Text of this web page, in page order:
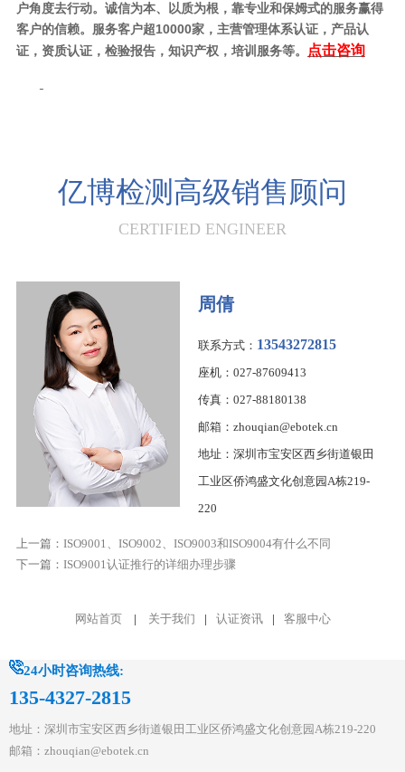
户角度去行动。诚信为本、以质为根，靠专业和保姆式的服务赢得
客户的信赖。 服务客户超10000家，主营管理体系认证，产品认
证，资质认证，检验报告，知识产权，培训服务等。
点击咨询
亿博检测高级销售顾问
CERTIFIED ENGINEER
周倩
联系方式： 13543272815
座机：027-87609413
传真：027-88180138
邮箱：zhouqian@ebotek.cn
地址：深圳市宝安区西乡街道银田
工业区侨鸿盛文化创意园A栋219-
220
上一篇： ISO9001、ISO9002、ISO9003和ISO9004有什么不同
下一篇： ISO9001认证推行的详细办理步骤
网站首页 | 关于我们 | 认证资讯 | 客服中心
24小时咨询热线:
135-4327-2815
地址：深圳市宝安区西乡街道银田工业区侨鸿盛文化创意园A栋219-220
邮箱：zhouqian@ebotek.cn